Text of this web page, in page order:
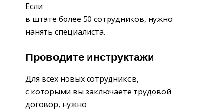
Если
в штате более 50 сотрудников, нужно
нанять специалиста.
Проводите инструктажи
Для всех новых сотрудников,
с которыми вы заключаете трудовой
договор, нужно